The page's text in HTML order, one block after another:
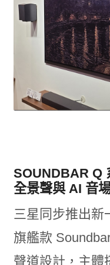
SOUNDBAR Q
全景聲與 AI 音
三星同步推出新
旗艦款
聲道設計，主體